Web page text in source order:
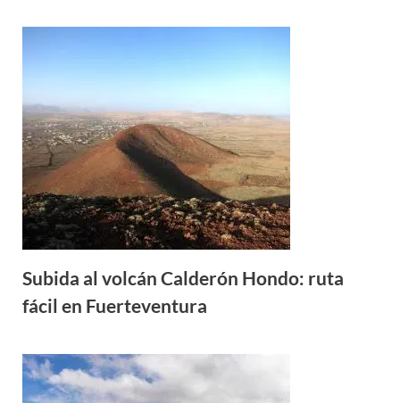
Subida al volcán Calderón Hondo: ruta
fácil en Fuerteventura